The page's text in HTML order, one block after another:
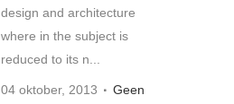
design and architecture
where in the subject is
reduced to its n...
04 oktober, 2013
Geen